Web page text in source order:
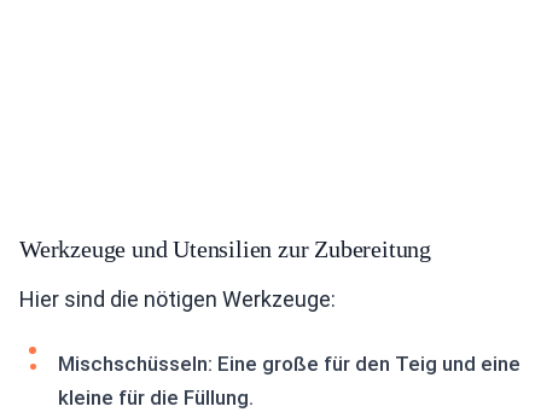
Werkzeuge und Utensilien zur Zubereitung
Hier sind die nötigen Werkzeuge:
Mischschüsseln: Eine große für den Teig und eine
kleine für die Füllung.